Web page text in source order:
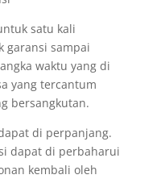
satu kali
garansi sampai
waktu yang di
yang tercantum
bersangkutan.
di perpanjang.
dapat di perbaharui
kembali oleh